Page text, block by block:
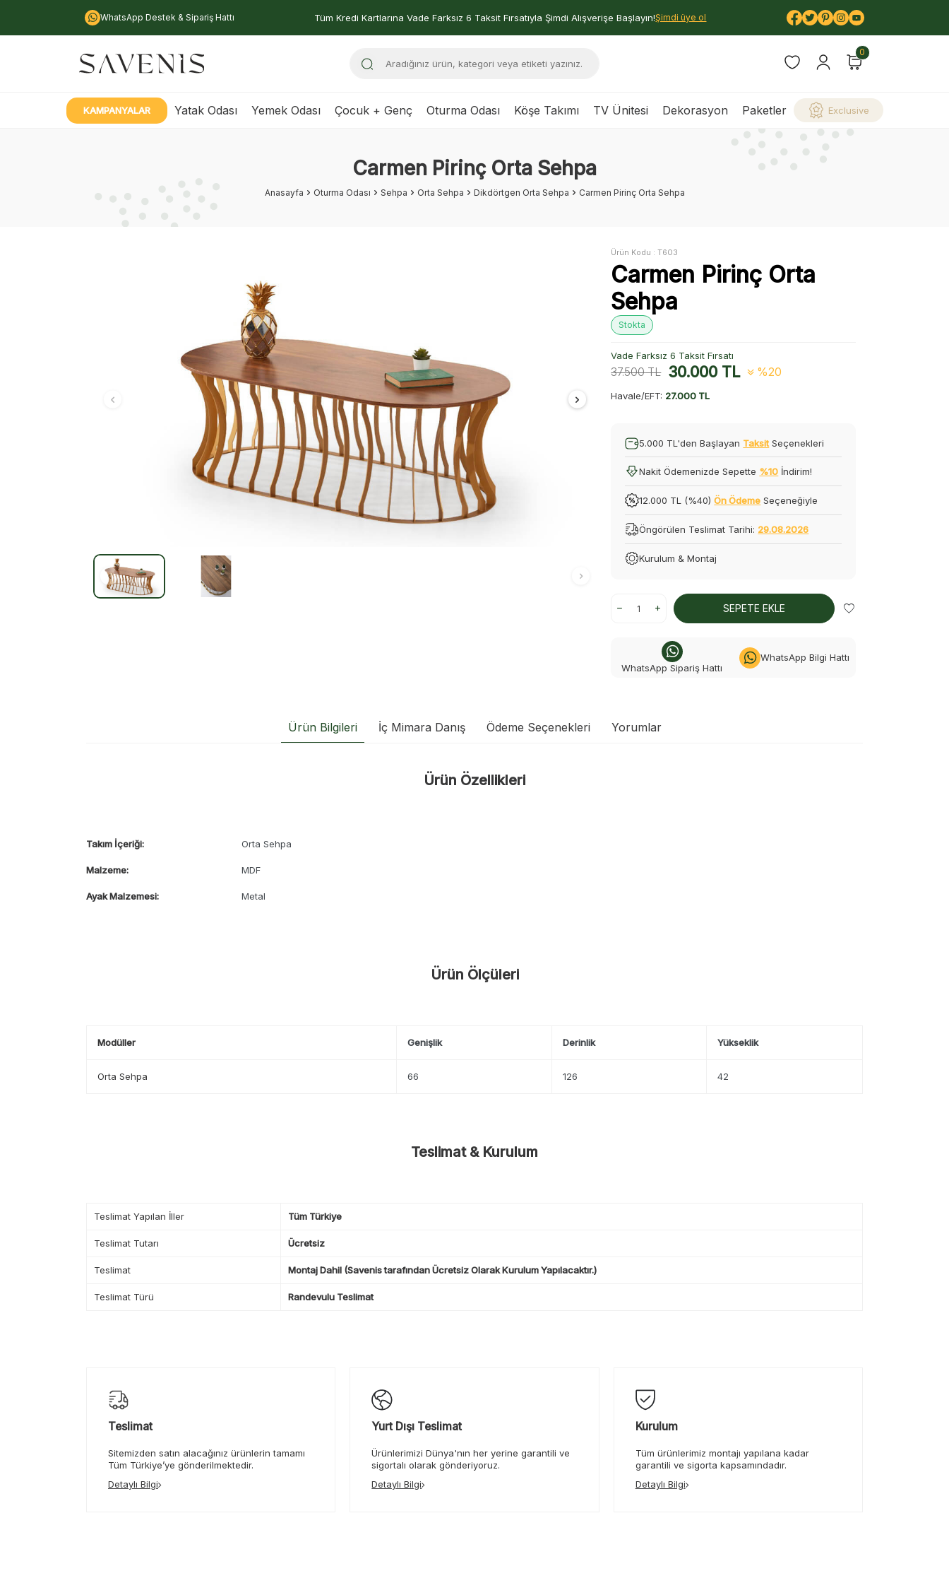
WhatsApp Destek & Sipariş Hattı Tüm Kredi Kartlarına Vade Farksız 6 Taksit Fırsatıyla Şimdi Alışverişe Başlayın!Şimdi üye ol
0
KAMPANYALAR Yatak Odası Yemek Odası Çocuk + Genç Oturma Odası Köşe Takımı TV Ünitesi Dekorasyon Paketler Exclusive
Carmen Pirinç Orta Sehpa
Anasayfa Oturma Odası Sehpa Orta Sehpa Dikdörtgen Orta Sehpa Carmen Pirinç Orta Sehpa
Ürün Kodu :T603
Carmen Pirinç Orta
Sehpa
Stokta
Vade Farksız 6 Taksit Fırsatı
37.500TL 30.000TL %20
Havale/EFT: 27.000 TL
5.000 TL'den Başlayan Taksit Seçenekleri
Nakit Ödemenizde Sepette %10 İndirim!
12.000 TL (%40)Ön Ödeme Seçeneğiyle
Öngörülen Teslimat Tarihi: 29.08.2026
Kurulum & Montaj
SEPETE EKLE
WhatsApp Sipariş Hattı
WhatsApp Bilgi Hattı
Ürün Bilgileri İç Mimara Danış Ödeme Seçenekleri Yorumlar
Ürün Özellikleri
Takım İçeriği: Orta Sehpa
Malzeme: MDF
Ayak Malzemesi: Metal
Ürün Ölçüleri
Modüller Genişlik Derinlik Yükseklik
Orta Sehpa 66 126 42
Teslimat & Kurulum
Teslimat Yapılan İller Tüm Türkiye
Teslimat Tutarı Ücretsiz
Teslimat Montaj Dahil (Savenis tarafından Ücretsiz Olarak Kurulum Yapılacaktır.)
Teslimat Türü Randevulu Teslimat
Teslimat
Sitemizden satın alacağınız ürünlerin tamamı
Tüm Türkiye’ye gönderilmektedir.
Detaylı Bilgi
Yurt Dışı Teslimat
Ürünlerimizi Dünya'nın her yerine garantili ve
sigortalı olarak gönderiyoruz.
Detaylı Bilgi
Kurulum
Tüm ürünlerimiz montajı yapılana kadar
garantili ve sigorta kapsamındadır.
Detaylı Bilgi